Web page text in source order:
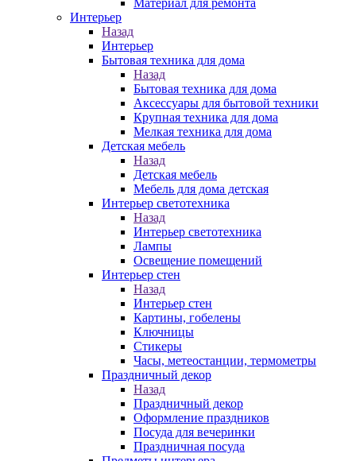
Интерьер
Назад
Интерьер
Бытовая техника для дома
Назад
Бытовая техника для дома
Аксессуары для бытовой техники
Крупная техника для дома
Мелкая техника для дома
Детская мебель
Назад
Детская мебель
Мебель для дома детская
Интерьер светотехника
Назад
Интерьер светотехника
Лампы
Освещение помещений
Интерьер стен
Назад
Интерьер стен
Картины, гобелены
Ключницы
Стикеры
Часы, метеостанции, термометры
Праздничный декор
Назад
Праздничный декор
Оформление праздников
Посуда для вечеринки
Праздничная посуда